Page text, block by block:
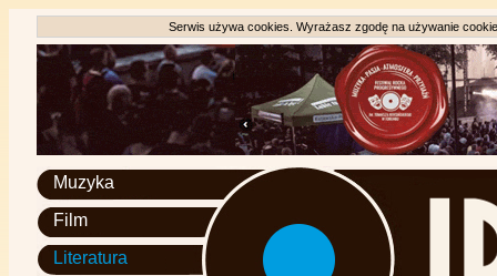
Serwis używa cookies. Wyrażasz zgodę na używanie
Muzyka
Film
Literatura